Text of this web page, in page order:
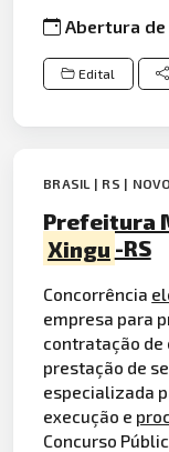
Abertura
Edital
BRASIL | RS |
Prefeitura
Xingu -RS
Concorrência
empresa para
contratação de
prestação de
especializada
execução e
Concurso